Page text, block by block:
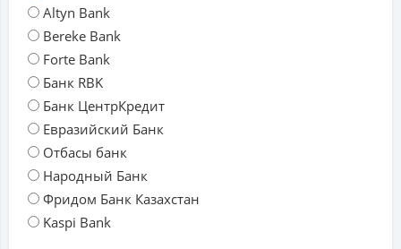
Altyn Bank
Bereke Bank
Forte Bank
Банк RBK
Банк ЦентрКредит
Евразийский Банк
Отбасы банк
Народный Банк
Фридом Банк Казахстан
Kaspi Bank